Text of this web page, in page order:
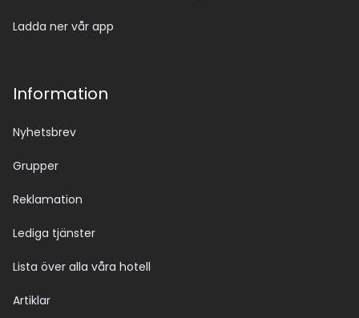
Ladda ner vår app
Information
Nyhetsbrev
Grupper
Reklamation
Lediga tjänster
Lista över alla våra hotell
Artiklar